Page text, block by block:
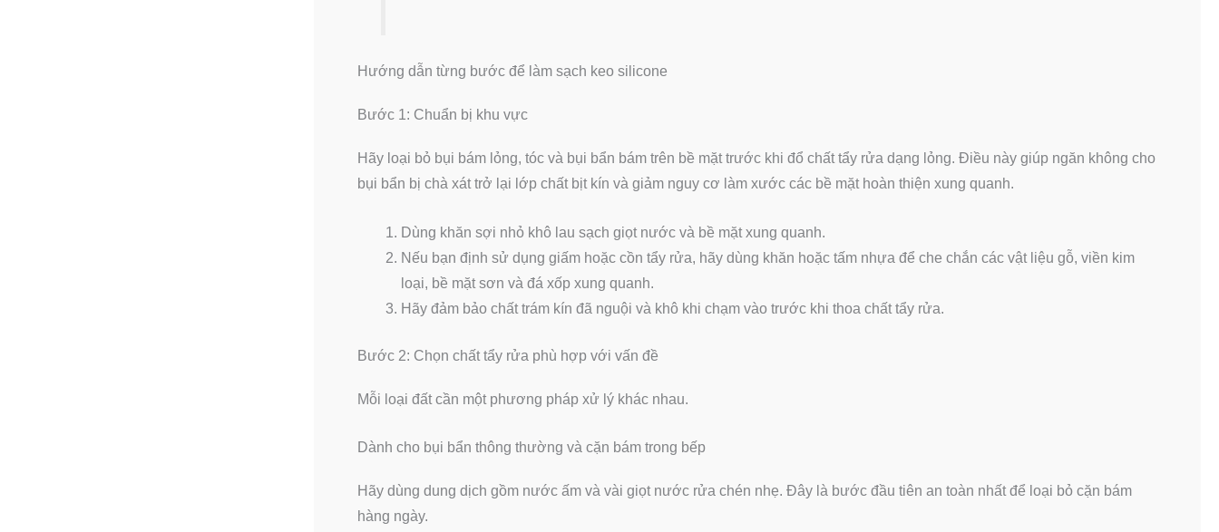
Hướng dẫn từng bước để làm sạch keo silicone
Bước 1: Chuẩn bị khu vực
Hãy loại bỏ bụi bám lỏng, tóc và bụi bẩn bám trên bề mặt trước khi đổ chất tẩy rửa dạng lỏng. Điều này giúp ngăn không cho
bụi bẩn bị chà xát trở lại lớp chất bịt kín và giảm nguy cơ làm xước các bề mặt hoàn thiện xung quanh.
Dùng khăn sợi nhỏ khô lau sạch giọt nước và bề mặt xung quanh.
Nếu bạn định sử dụng giấm hoặc cồn tẩy rửa, hãy dùng khăn hoặc tấm nhựa để che chắn các vật liệu gỗ, viền kim
loại, bề mặt sơn và đá xốp xung quanh.
Hãy đảm bảo chất trám kín đã nguội và khô khi chạm vào trước khi thoa chất tẩy rửa.
Bước 2: Chọn chất tẩy rửa phù hợp với vấn đề
Mỗi loại đất cần một phương pháp xử lý khác nhau.
Dành cho bụi bẩn thông thường và cặn bám trong bếp
Hãy dùng dung dịch gồm nước ấm và vài giọt nước rửa chén nhẹ. Đây là bước đầu tiên an toàn nhất để loại bỏ cặn bám
hàng ngày.